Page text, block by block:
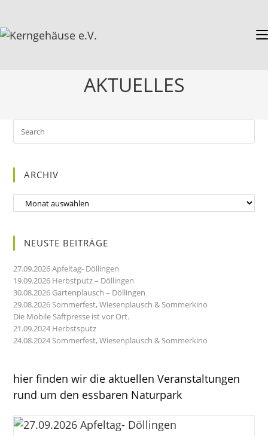
AKTUELLES
ARCHIV
NEUSTE BEITRÄGE
27.09.2026 Apfeltag- Döllingen
19.09.2026 Herbstputz – Döllingen
30.08.2026 Gartenplausch – Döllingen
29.08.2026 Sommerfest, Wiesenplausch & Sommerkino
Die Mobile Saftpresse ist vor Ort.
21.09.2024 Herbstsputz
24.08.2024 Sommerfest, Wiesenplausch & Sommerkino
hier finden wir die aktuellen Veranstaltungen
rund um den essbaren Naturpark